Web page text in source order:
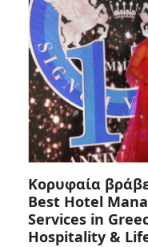
Κορυφαία
Best Hotel
Services in
Hospitality &